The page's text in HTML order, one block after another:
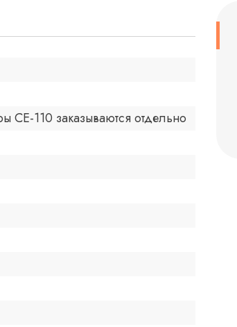
СЕ-110 заказываются отдельно